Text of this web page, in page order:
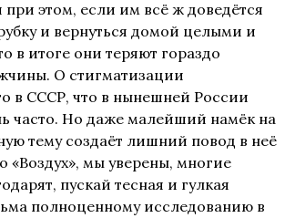
этом, если им всё ж доведётся
и вернуться домой целыми и
в итоге они теряют гораздо
О стигматизации
в СССР, что в нынешней России
часто. Но даже малейший намёк на
тему создаёт лишний повод в неё
«Воздух», мы уверены, многие
пускай тесная и гулкая
полноценному исследованию в